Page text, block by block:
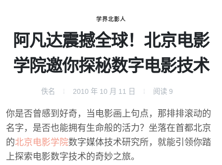
学界北影人
阿凡达震撼全球！北京电影
学院邀你探秘数字电影技术
佚名 2010 年 10 月 11 日 阅读 9
你是否曾感到好奇，当电影画上句点，那排排滚动的
名字，是否也能拥有生命般的活力？坐落在首都北京
的北京电影学院数字媒体技术研究所，就能引领你踏
上探索电影数字技术的奇妙之旅。